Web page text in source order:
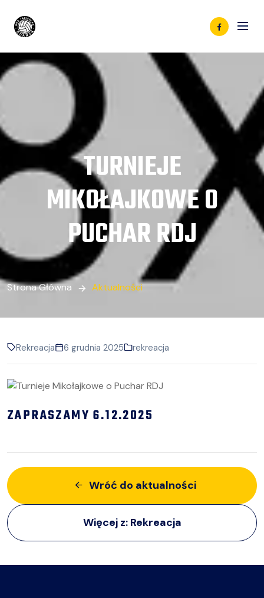
TURNIEJE
MIKOŁAJKOWE O
PUCHAR RDJ
Strona Główna Aktualności
Rekreacja 6 grudnia 2025 rekreacja
ZAPRASZAMY 6.12.2025
Wróć do aktualności
Więcej z: Rekreacja